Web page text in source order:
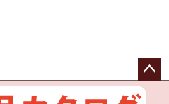
ペー